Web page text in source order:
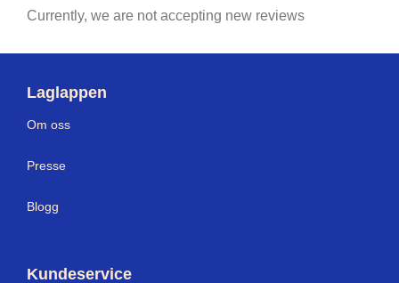
Currently, we are not accepting new reviews
Laglappen
Om oss
Presse
Blogg
Kundeservice